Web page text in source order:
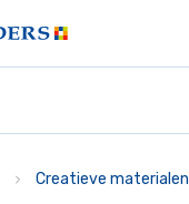
Creatieve materialen